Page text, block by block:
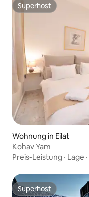
Superhost
Superhost
Wohnung in Eilat
Kohav Yam
Preis-Leistung · Lage ·
Superhost
Superhost